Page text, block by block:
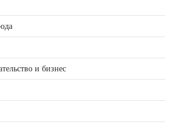
и бизнес